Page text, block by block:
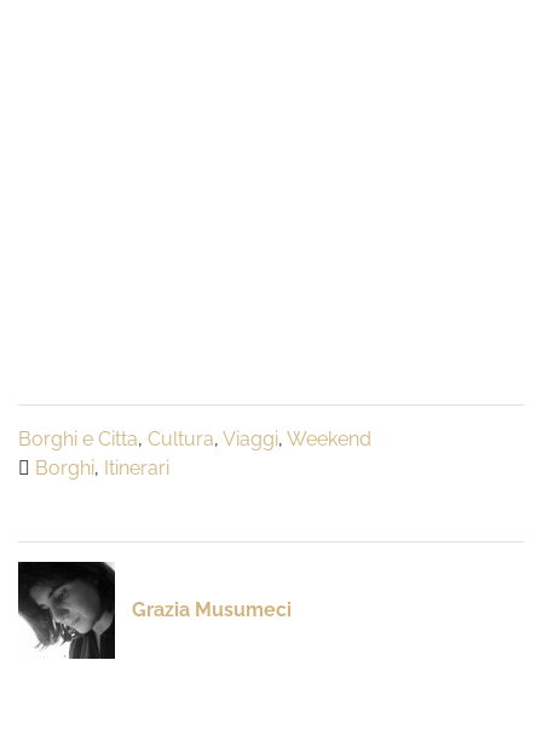
Borghi e Citta, Cultura, Viaggi, Weekend
Borghi, Itinerari
Grazia Musumeci